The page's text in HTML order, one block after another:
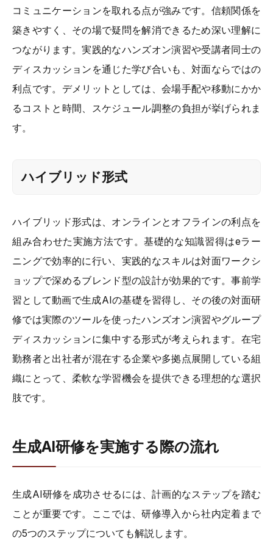
コミュニケーションを取れる点が強みです。信頼関係を
築きやすく、その場で疑問を解消できるため深い理解に
つながります。実践的なハンズオン演習や受講者同士の
ディスカッションを通じた学び合いも、対面ならではの
利点です。デメリットとしては、会場手配や移動にかか
るコストと時間、スケジュール調整の負担が挙げられま
す。
ハイブリッド形式
ハイブリッド形式は、オンラインとオフラインの利点を
組み合わせた実施方法です。基礎的な知識習得はeラー
ニングで効率的に行い、実践的なスキルは対面ワークシ
ョップで深めるブレンド型の設計が効果的です。事前学
習として動画で生成AIの基礎を習得し、その後の対面研
修では実際のツールを使ったハンズオン演習やグループ
ディスカッションに集中する形式が考えられます。在宅
勤務者と出社者が混在する企業や多拠点展開している組
織にとって、柔軟な学習機会を提供できる理想的な選択
肢です。
生成AI研修を実施する際の流れ
生成AI研修を成功させるには、計画的なステップを踏む
ことが重要です。ここでは、研修導入から社内定着まで
の5つのステップについても解説します。